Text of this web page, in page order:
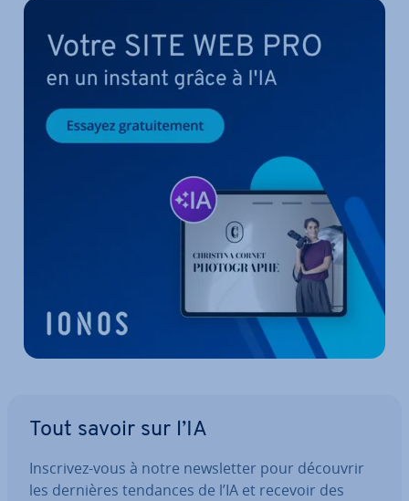
Tout savoir sur l’IA
Inscrivez-vous à notre news­let­ter pour découvrir
les dernières tendances de l’IA et recevoir des